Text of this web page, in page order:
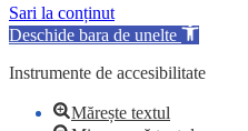
Sari la conținut
Deschide bara de unelte
Instrumente de accesibilitate
Mărește textul